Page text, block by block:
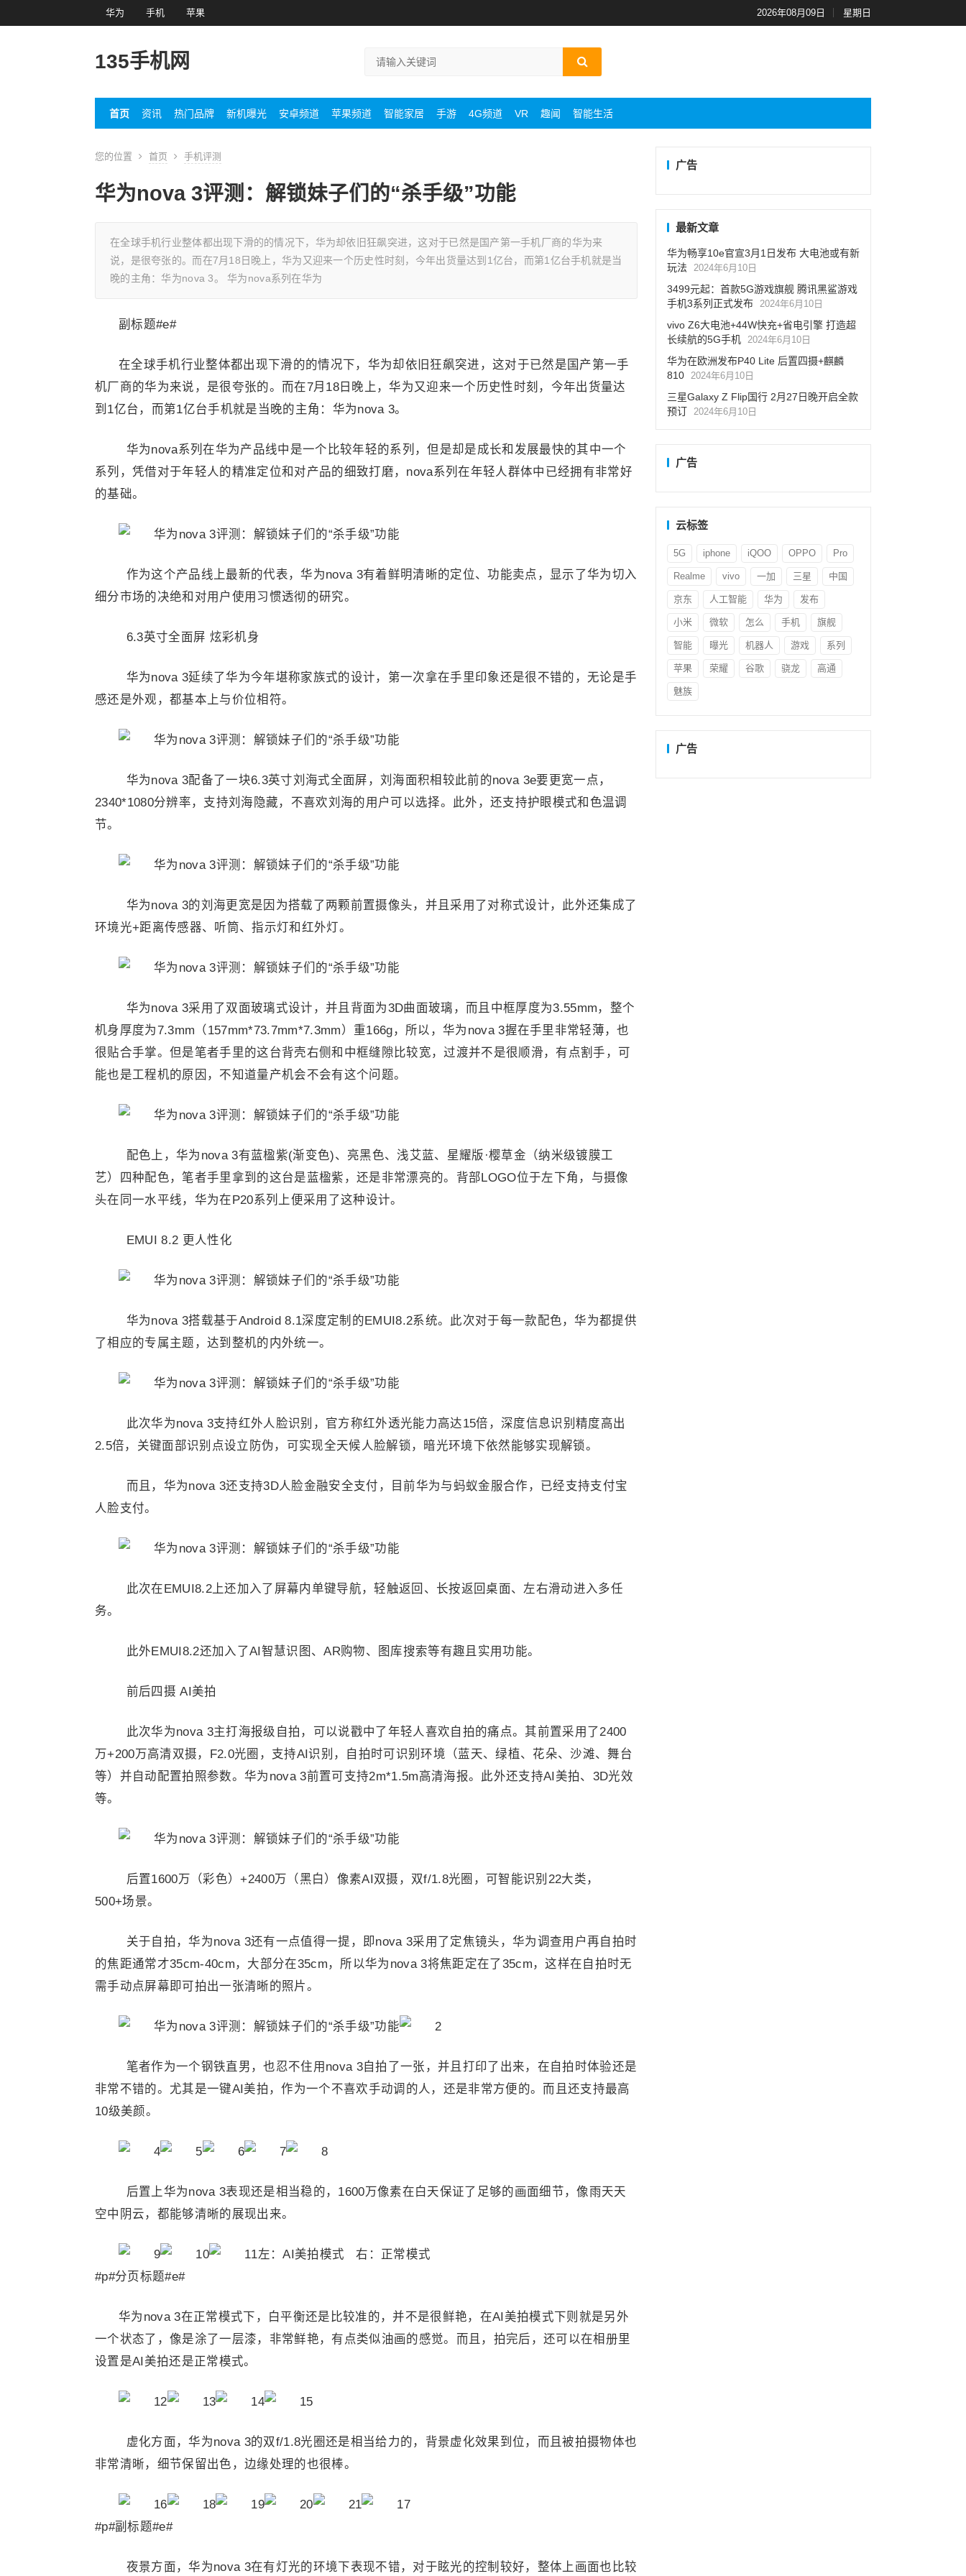
华为 手机 苹果 2026年08月09日 星期日
135手机网
首页 资讯 热门品牌 新机曝光 安卓频道 苹果频道 智能家居 手游 4G频道 VR 趣闻 智能生活
您的位置 首页 手机评测
华为nova 3评测：解锁妹子们的“杀手级”功能
在全球手机行业整体都出现下滑的的情况下，华为却依旧狂飙突进，这对于已然是国产第一手机厂商的华为来
说，是很夸张的。而在7月18日晚上，华为又迎来一个历史性时刻，今年出货量达到1亿台，而第1亿台手机就是当
晚的主角：华为nova 3。 华为nova系列在华为
副标题#e#
在全球手机行业整体都出现下滑的的情况下，华为却依旧狂飙突进，这对于已然是国产第一手
机厂商的华为来说，是很夸张的。而在7月18日晚上，华为又迎来一个历史性时刻，今年出货量达
到1亿台，而第1亿台手机就是当晚的主角：华为nova 3。
华为nova系列在华为产品线中是一个比较年轻的系列，但是却是成长和发展最快的其中一个
系列，凭借对于年轻人的精准定位和对产品的细致打磨，nova系列在年轻人群体中已经拥有非常好
的基础。
作为这个产品线上最新的代表，华为nova 3有着鲜明清晰的定位、功能卖点，显示了华为切入
细分市场的决绝和对用户使用习惯透彻的研究。
6.3英寸全面屏 炫彩机身
华为nova 3延续了华为今年堪称家族式的设计，第一次拿在手里印象还是很不错的，无论是手
感还是外观，都基本上与价位相符。
华为nova 3配备了一块6.3英寸刘海式全面屏，刘海面积相较此前的nova 3e要更宽一点，
2340*1080分辨率，支持刘海隐藏，不喜欢刘海的用户可以选择。此外，还支持护眼模式和色温调
节。
华为nova 3的刘海更宽是因为搭载了两颗前置摄像头，并且采用了对称式设计，此外还集成了
环境光+距离传感器、听筒、指示灯和红外灯。
华为nova 3采用了双面玻璃式设计，并且背面为3D曲面玻璃，而且中框厚度为3.55mm，整个
机身厚度为7.3mm（157mm*73.7mm*7.3mm）重166g，所以，华为nova 3握在手里非常轻薄，也
很贴合手掌。但是笔者手里的这台背壳右侧和中框缝隙比较宽，过渡并不是很顺滑，有点割手，可
能也是工程机的原因，不知道量产机会不会有这个问题。
配色上，华为nova 3有蓝楹紫(渐变色)、亮黑色、浅艾蓝、星耀版·樱草金（纳米级镀膜工
艺）四种配色，笔者手里拿到的这台是蓝楹紫，还是非常漂亮的。背部LOGO位于左下角，与摄像
头在同一水平线，华为在P20系列上便采用了这种设计。
EMUI 8.2 更人性化
华为nova 3搭载基于Android 8.1深度定制的EMUI8.2系统。此次对于每一款配色，华为都提供
了相应的专属主题，达到整机的内外统一。
此次华为nova 3支持红外人脸识别，官方称红外透光能力高达15倍，深度信息识别精度高出
2.5倍，关键面部识别点设立防伪，可实现全天候人脸解锁，暗光环境下依然能够实现解锁。
而且，华为nova 3还支持3D人脸金融安全支付，目前华为与蚂蚁金服合作，已经支持支付宝
人脸支付。
此次在EMUI8.2上还加入了屏幕内单键导航，轻触返回、长按返回桌面、左右滑动进入多任
务。
此外EMUI8.2还加入了AI智慧识图、AR购物、图库搜索等有趣且实用功能。
前后四摄 AI美拍
此次华为nova 3主打海报级自拍，可以说戳中了年轻人喜欢自拍的痛点。其前置采用了2400
万+200万高清双摄，F2.0光圈，支持AI识别，自拍时可识别环境（蓝天、绿植、花朵、沙滩、舞台
等）并自动配置拍照参数。华为nova 3前置可支持2m*1.5m高清海报。此外还支持AI美拍、3D光效
等。
后置1600万（彩色）+2400万（黑白）像素AI双摄，双f/1.8光圈，可智能识别22大类，
500+场景。
关于自拍，华为nova 3还有一点值得一提，即nova 3采用了定焦镜头，华为调查用户再自拍时
的焦距通常才35cm-40cm，大部分在35cm，所以华为nova 3将焦距定在了35cm，这样在自拍时无
需手动点屏幕即可拍出一张清晰的照片。
笔者作为一个钢铁直男，也忍不住用nova 3自拍了一张，并且打印了出来，在自拍时体验还是
非常不错的。尤其是一键AI美拍，作为一个不喜欢手动调的人，还是非常方便的。而且还支持最高
10级美颜。
后置上华为nova 3表现还是相当稳的，1600万像素在白天保证了足够的画面细节，像雨天天
空中阴云，都能够清晰的展现出来。
左：AI美拍模式 右：正常模式
#p#分页标题#e#
华为nova 3在正常模式下，白平衡还是比较准的，并不是很鲜艳，在AI美拍模式下则就是另外
一个状态了，像是涂了一层漆，非常鲜艳，有点类似油画的感觉。而且，拍完后，还可以在相册里
设置是AI美拍还是正常模式。
虚化方面，华为nova 3的双f/1.8光圈还是相当给力的，背景虚化效果到位，而且被拍摄物体也
非常清晰，细节保留出色，边缘处理的也很棒。
#p#副标题#e#
夜景方面，华为nova 3在有灯光的环境下表现不错，对于眩光的控制较好，整体上画面也比较
广告
最新文章
华为畅享10e官宣3月1日发布 大电池或有新
玩法 2024年6月10日
3499元起：首款5G游戏旗舰 腾讯黑鲨游戏
手机3系列正式发布 2024年6月10日
vivo Z6大电池+44W快充+省电引擎 打造超
长续航的5G手机 2024年6月10日
华为在欧洲发布P40 Lite 后置四摄+麒麟
810 2024年6月10日
三星Galaxy Z Flip国行 2月27日晚开启全款
预订 2024年6月10日
广告
云标签
5G iphone iQOO OPPO Pro
Realme vivo 一加 三星 中国
京东 人工智能 华为 发布
小米 微软 怎么 手机 旗舰
智能 曝光 机器人 游戏 系列
苹果 荣耀 谷歌 骁龙 高通
魅族
广告